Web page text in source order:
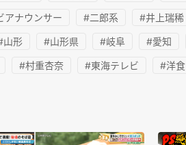
アナウンサー #二郎系 #井上瑞稀
山形 #山形県 #岐阜 #愛知
#村重杏奈 #東海テレビ #洋食